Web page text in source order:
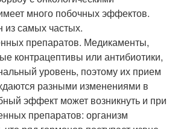
много побочных эффектов.
самых частых.
препаратов. Медикаменты,
контрацептивы или антибиотики,
уровень, поэтому их прием
разными изменениями в
эффект может возникнуть и при
препаратов: организм